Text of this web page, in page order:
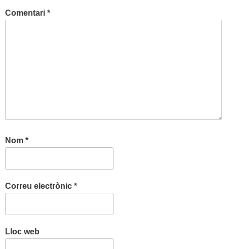
Comentari *
Nom *
Correu electrònic *
Lloc web